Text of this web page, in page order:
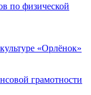
по физической
«Орлёнок»
грамотности